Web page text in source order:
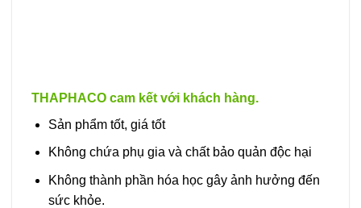
THAPHACO cam kết với khách hàng.
Sản phẩm tốt, giá tốt
Không chứa phụ gia và chất bảo quản độc hại
Không thành phần hóa học gây ảnh hưởng đến
sức khỏe.